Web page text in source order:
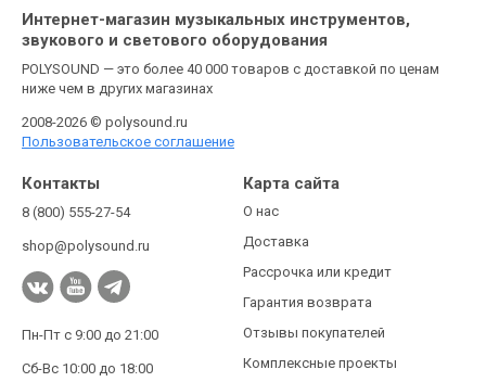
Интернет-магазин музыкальных инструментов,
звукового и светового оборудования
POLYSOUND — это более 40 000 товаров с доставкой по ценам
ниже чем в других магазинах
2008-2026 © polysound.ru
Пользовательское соглашение
Контакты
8 (800) 555-27-54
shop@polysound.ru
Пн-Пт с 9:00 до 21:00
Сб-Вс 10:00 до 18:00
Карта сайта
О нас
Доставка
Рассрочка или кредит
Гарантия возврата
Отзывы покупателей
Комплексные проекты